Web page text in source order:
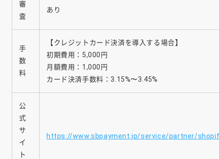
審
査
あり
手
数
料
【クレジットカード決済を導入する場合】
初期費用：5,000円
月額費用：1,000円
カード決済手数料：3.15%〜3.45%
公
式
サ
イ
ト
https://www.sbpayment.jp/service/partner/